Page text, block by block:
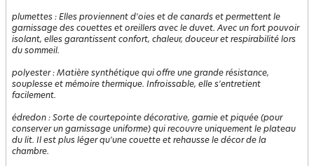
plumettes : Elles proviennent d'oies et de canards et permettent le
garnissage des couettes et oreillers avec le duvet. Avec un fort pouvoir
isolant, elles garantissent confort, chaleur, douceur et respirabilité lors
du sommeil.
polyester: Matière synthétique qui offre une grande résistance,
souplesse et mémoire thermique. Infroissable, elle s'entretient
facilement.
édredon : Sorte de courtepointe décorative, garnie et piquée (pour
conserver un garnissage uniforme) qui recouvre uniquement le plateau
du lit. Il est plus léger qu'une couette et rehausse le décor de la
chambre.